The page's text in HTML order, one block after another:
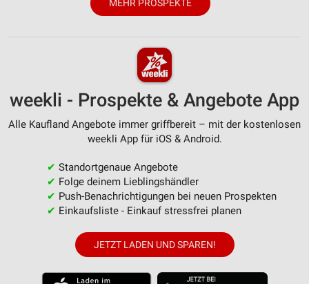
MEHR PROSPEKTE
weekli - Prospekte & Angebote App
Alle Kaufland Angebote immer griffbereit – mit der kostenlosen
weekli App für iOS & Android.
✔ Standortgenaue Angebote
✔ Folge deinem Lieblingshändler
✔ Push-Benachrichtigungen bei neuen Prospekten
✔ Einkaufsliste - Einkauf stressfrei planen
JETZT LADEN UND SPAREN!
Messung der Werbeleistung
Analyse von Zielgruppen durch Statistiken oder
Kombinationen von Daten aus verschiedenen
Quellen
Entwicklung und Verbesserung der Angebote
Inhalten
IAB-Besonderheiten:
Verwendung genauer Standortdaten
Geräte anhand von aktiv angeforderten
Informationen identifizieren